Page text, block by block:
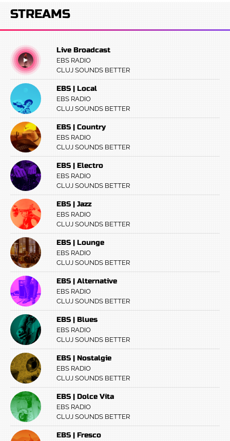
STREAMS
Live Broadcast
EBS RADIO
CLUJ SOUNDS BETTER
EBS | Local
EBS RADIO
CLUJ SOUNDS BETTER
EBS | Country
EBS RADIO
CLUJ SOUNDS BETTER
EBS | Electro
EBS RADIO
CLUJ SOUNDS BETTER
EBS | Jazz
EBS RADIO
CLUJ SOUNDS BETTER
EBS | Lounge
EBS RADIO
CLUJ SOUNDS BETTER
EBS | Alternative
EBS RADIO
CLUJ SOUNDS BETTER
EBS | Blues
EBS RADIO
CLUJ SOUNDS BETTER
EBS | Nostalgie
EBS RADIO
CLUJ SOUNDS BETTER
EBS | Dolce Vita
EBS RADIO
CLUJ SOUNDS BETTER
EBS | Fresco